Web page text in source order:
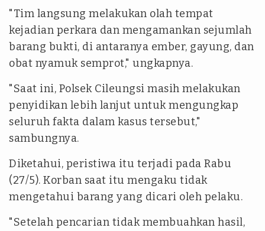
"Tim langsung melakukan olah tempat
kejadian perkara dan mengamankan sejumlah
barang bukti, di antaranya ember, gayung, dan
obat nyamuk semprot," ungkapnya.
"Saat ini, Polsek Cileungsi masih melakukan
penyidikan lebih lanjut untuk mengungkap
seluruh fakta dalam kasus tersebut,"
sambungnya.
Diketahui, peristiwa itu terjadi pada Rabu
(27/5). Korban saat itu mengaku tidak
mengetahui barang yang dicari oleh pelaku.
"Setelah pencarian tidak membuahkan hasil,